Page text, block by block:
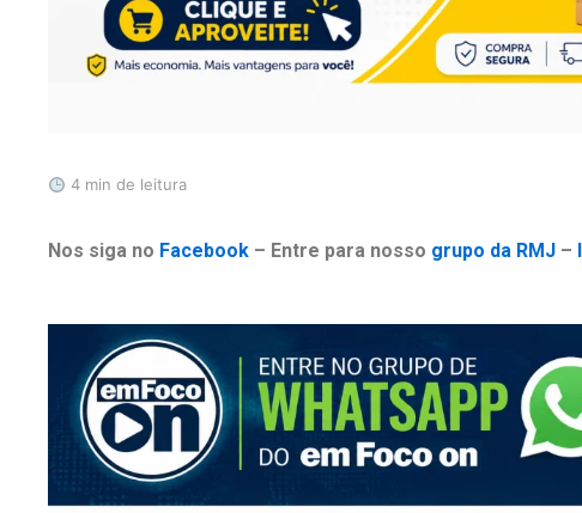
4 min de leitura
Nos siga no Facebook – Entre para nosso grupo da RMJ –